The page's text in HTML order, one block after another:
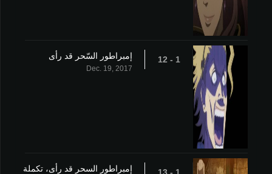
1 - 12 إمبراطور السّحر قد رأى
Dec. 19, 2017
إمبراطور السحر قد رأى، تكملة